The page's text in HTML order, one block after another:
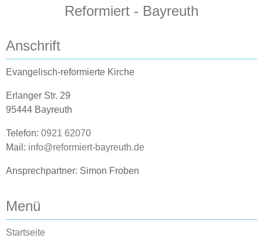
Reformiert - Bayreuth
Anschrift
Evangelisch-reformierte Kirche
Erlanger Str. 29
95444 Bayreuth
Telefon: 0921 62070
Mail: info@reformiert-bayreuth.de
Ansprechpartner: Simon Froben
Menü
Startseite